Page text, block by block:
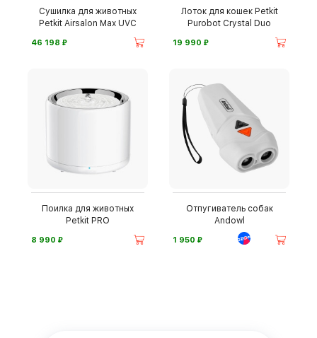
Сушилка для животных
Petkit Airsalon Max UVC
46 198 ⃏
Лоток для кошек Petkit
Purobot Crystal Duo
19 990 ⃏
Поилка для животных
Petkit PRO
8 990 ⃏
Отпугиватель собак
Andowl
1 950 ⃏